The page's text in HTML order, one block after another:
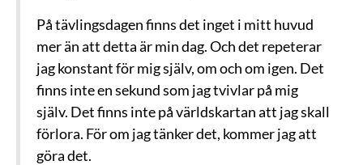
På tävlingsdagen finns det inget i mitt huvud
mer än att detta är min dag. Och det repeterar
jag konstant för mig själv, om och om igen. Det
finns inte en sekund som jag tvivlar på mig
själv. Det finns inte på världskartan att jag skall
förlora. För om jag tänker det, kommer jag att
göra det.